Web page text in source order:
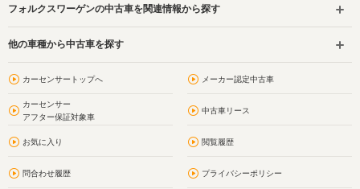
フォルクスワーゲンの中古車を関連情報から探す
他の車種から中古車を探す
カーセンサートップへ メーカー認定中古車
カーセンサー
アフター保証対象車
中古車リース
お気に入り 閲覧履歴
問合わせ履歴 プライバシーポリシー